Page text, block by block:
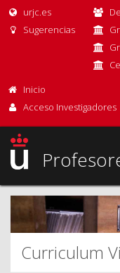
urjc.es
Sugerencias
Inicio
Acceso Investigadores
Curriculum